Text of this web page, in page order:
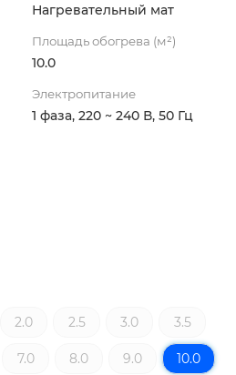
Нагревательный мат
Площадь обогрева (м²)
10.0
Электропитание
1 фаза, 220 ~ 240 В, 50 Гц
2.0 2.5 3.0 3.5
7.0 8.0 9.0 10.0